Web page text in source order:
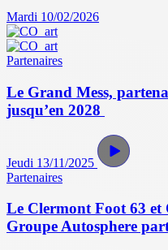
Mardi 10/02/2026
Partenaires
Le Grand Mess,
jusqu’en 2028
Jeudi 13/11/2025
Partenaires
Le Clermont Foot 63
Groupe Autosphere